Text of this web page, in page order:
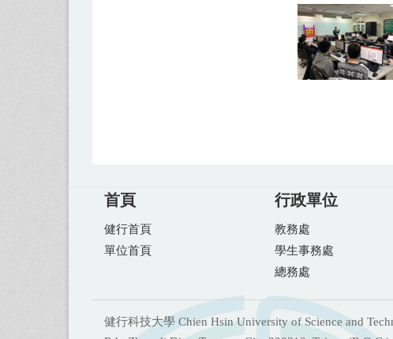
首頁
健行首頁
單位首頁
行政單位
教務處
學生事務處
總務處
健行科技大學 Chien Hsin University of Science and